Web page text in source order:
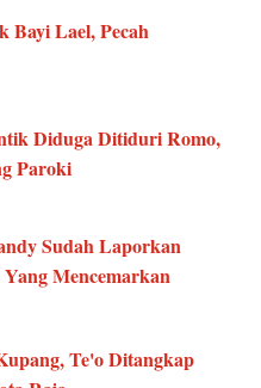
Bayi Lael, Pecah
Diduga Ditiduri Romo,
Paroki
Sudah Laporkan
Mencemarkan
Te'o Ditangkap